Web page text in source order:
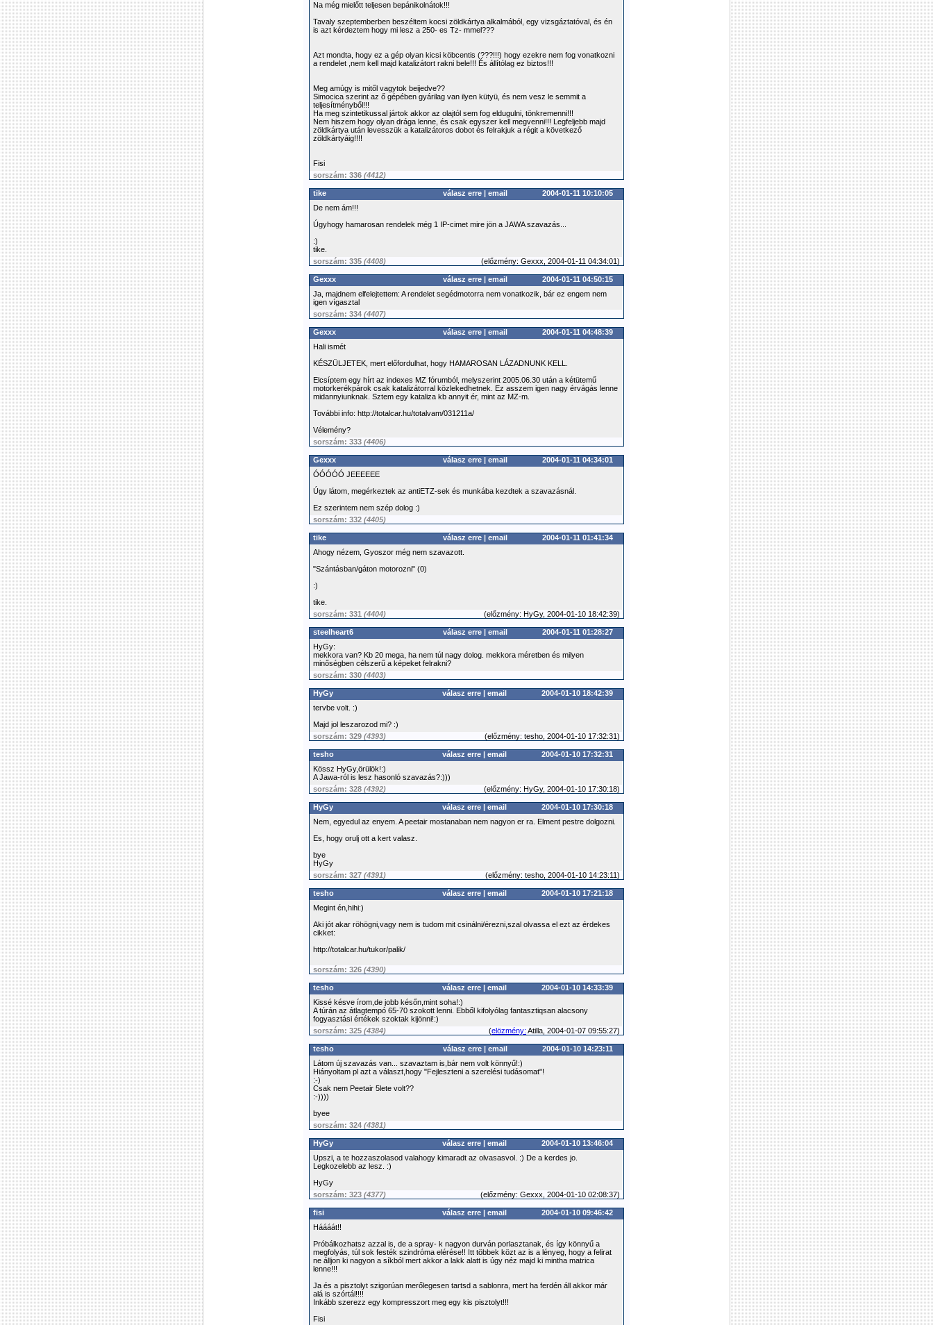
Na még mielőtt teljesen bepánikolnátok!!!
Tavaly szeptemberben beszéltem kocsi zöldkártya alkalmából, egy vizsgáztatóval, és én
is azt kérdeztem hogy mi lesz a 250- es Tz- mmel???
Azt mondta, hogy ez a gép olyan kicsi köbcentis (???!!!) hogy ezekre nem fog vonatkozni
a rendelet ,nem kell majd katalizátort rakni bele!!! És állítólag ez biztos!!!
Meg amúgy is mitől vagytok beijedve??
Simocica szerint az ő gépében gyárilag van ilyen kütyü, és nem vesz le semmit a
teljesítményből!!!
Ha meg szintetikussal jártok akkor az olajtól sem fog eldugulni, tönkremenni!!!
Nem hiszem hogy olyan drága lenne, és csak egyszer kell megvenni!!! Legfeljebb majd
zöldkártya után levesszük a katalizátoros dobot és felrakjuk a régit a következő
zöldkártyáig!!!!
Fisi
sorszám: 336 (4412)
tike válasz erre | email
2004-01-11 10:10:05
De nem ám!!!
Úgyhogy hamarosan rendelek még 1 IP-cimet mire jön a JAWA szavazás...
:)
tike.
sorszám: 335 (4408) (előzmény: Gexxx, 2004-01-11 04:34:01)
Gexxx válasz erre | email
2004-01-11 04:50:15
Ja, majdnem elfelejtettem: A rendelet segédmotorra nem vonatkozik, bár ez engem nem
igen vígasztal
sorszám: 334 (4407)
Gexxx válasz erre | email
2004-01-11 04:48:39
Hali ismét
KÉSZÜLJETEK, mert előfordulhat, hogy HAMAROSAN LÁZADNUNK KELL.
Elcsíptem egy hírt az indexes MZ fórumból, melyszerint 2005.06.30 után a kétütemű
motorkerékpárok csak katalizátorral közlekedhetnek. Ez asszem igen nagy érvágás lenne
midannyiunknak. Sztem egy kataliza kb annyit ér, mint az MZ-m.
További info: http://totalcar.hu/totalvam/031211a/
Vélemény?
sorszám: 333 (4406)
Gexxx válasz erre | email
2004-01-11 04:34:01
ÓÓÓÓÓ JEEEEEE
Úgy látom, megérkeztek az antiETZ-sek és munkába kezdtek a szavazásnál.
Ez szerintem nem szép dolog :)
sorszám: 332 (4405)
tike válasz erre | email
2004-01-11 01:41:34
Ahogy nézem, Gyoszor még nem szavazott.
"Szántásban/gáton motorozni" (0)
:)
tike.
sorszám: 331 (4404) (előzmény: HyGy, 2004-01-10 18:42:39)
steelheart6 válasz erre | email
2004-01-11 01:28:27
HyGy:
mekkora van? Kb 20 mega, ha nem túl nagy dolog. mekkora méretben és milyen
minőségben célszerű a képeket felrakni?
sorszám: 330 (4403)
HyGy válasz erre | email
2004-01-10 18:42:39
tervbe volt. :)
Majd jol leszarozod mi? :)
sorszám: 329 (4393) (előzmény: tesho, 2004-01-10 17:32:31)
tesho válasz erre | email
2004-01-10 17:32:31
Kössz HyGy,örülök!:)
A Jawa-ról is lesz hasonló szavazás?:)))
sorszám: 328 (4392) (előzmény: HyGy, 2004-01-10 17:30:18)
HyGy válasz erre | email
2004-01-10 17:30:18
Nem, egyedul az enyem. A peetair mostanaban nem nagyon er ra. Elment pestre dolgozni.
Es, hogy orulj ott a kert valasz.
bye
HyGy
sorszám: 327 (4391) (előzmény: tesho, 2004-01-10 14:23:11)
tesho válasz erre | email
2004-01-10 17:21:18
Megint én,hihi:)
Aki jót akar röhögni,vagy nem is tudom mit csinálni/érezni,szal olvassa el ezt az érdekes
cikket:
http://totalcar.hu/tukor/palik/
sorszám: 326 (4390)
tesho válasz erre | email
2004-01-10 14:33:39
Kissé késve írom,de jobb későn,mint soha!:)
A túrán az átlagtempó 65-70 szokott lenni. Ebből kifolyólag fantasztiqsan alacsony
fogyasztási értékek szoktak kijönni!:)
sorszám: 325 (4384) (elözmény: Atilla, 2004-01-07 09:55:27)
tesho válasz erre | email
2004-01-10 14:23:11
Látom új szavazás van... szavaztam is,bár nem volt könnyű!:)
Hiányoltam pl azt a választ,hogy "Fejleszteni a szerelési tudásomat"!
:-)
Csak nem Peetair 5lete volt??
:-))))
byee
sorszám: 324 (4381)
HyGy válasz erre | email
2004-01-10 13:46:04
Upszi, a te hozzaszolasod valahogy kimaradt az olvasasvol. :) De a kerdes jo.
Legkozelebb az lesz. :)
HyGy
sorszám: 323 (4377) (előzmény: Gexxx, 2004-01-10 02:08:37)
fisi válasz erre | email
2004-01-10 09:46:42
Háááát!!
Próbálkozhatsz azzal is, de a spray- k nagyon durván porlasztanak, és így könnyű a
megfolyás, túl sok festék szindróma elérése!! Itt többek közt az is a lényeg, hogy a felirat
ne álljon ki nagyon a síkból mert akkor a lakk alatt is úgy néz majd ki mintha matrica
lenne!!!
Ja és a pisztolyt szigorúan merőlegesen tartsd a sablonra, mert ha ferdén áll akkor már
alá is szórtál!!!!
Inkább szerezz egy kompresszort meg egy kis pisztolyt!!!
Fisi